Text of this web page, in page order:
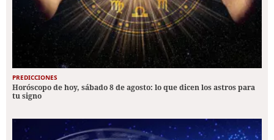
PREDICCIONES
Horóscopo de hoy, sábado 8 de agosto: lo que dicen los astros para
tu signo